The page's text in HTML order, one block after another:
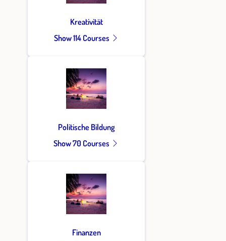
Kreativität
Show 114 Courses
Politische Bildung
Show 70 Courses
Finanzen